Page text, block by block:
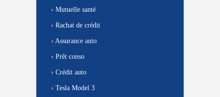
› Mutuelle santé
› Rachat de crédit
› Assurance auto
› Prêt conso
› Crédit auto
› Tesla Model 3